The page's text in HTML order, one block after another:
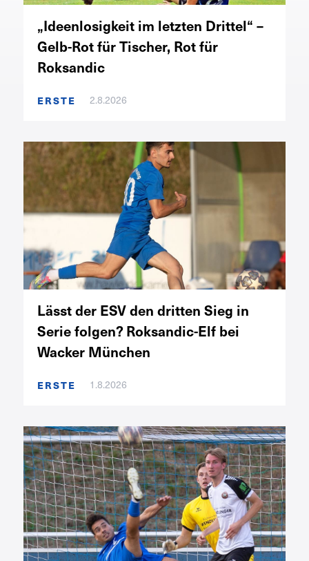
„Ideenlosigkeit im letzten Drittel“ –
Gelb-Rot für Tischer, Rot für
Roksandic
ERSTE 2.8.2026
Lässt der ESV den dritten Sieg in
Serie folgen? Roksandic-Elf bei
Wacker München
ERSTE 1.8.2026